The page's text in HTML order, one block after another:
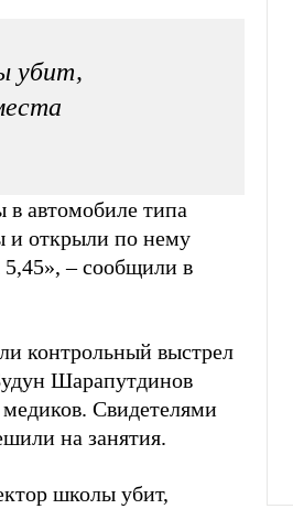
убит,
автомобиле типа
и открыли по нему
5,45», – сообщили в
контрольный выстрел
Шарапутдинов
Свидетелями
на занятия.
школы убит,